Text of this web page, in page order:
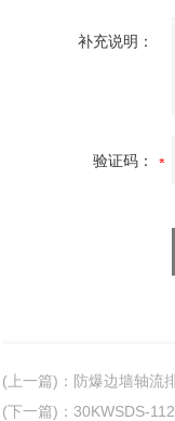
补充说明：
验证码：
(上一篇) ： 防爆边墙轴流
(下一篇) ： 30KWSDS-